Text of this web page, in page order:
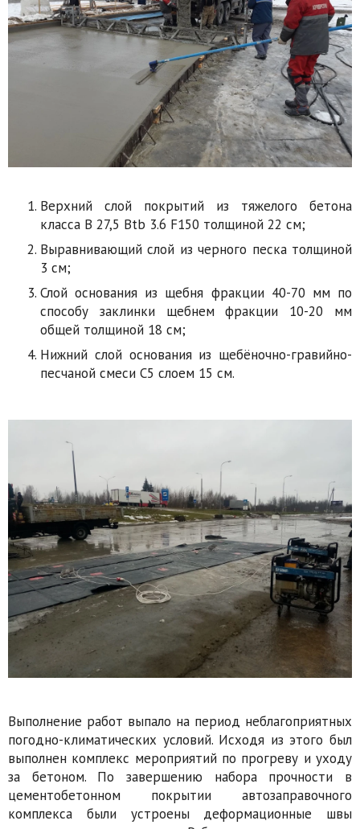
Верхний слой покрытий из тяжелого бетона
класса В 27,5 Btb 3.6 F150 толщиной 22 см;
Выравнивающий слой из черного песка толщиной
3 см;
Слой основания из щебня фракции 40-70 мм по
способу заклинки щебнем фракции 10-20 мм
общей толщиной 18 см;
Нижний слой основания из щебёночно-гравийно-
песчаной смеси С5 слоем 15 см.
Выполнение работ выпало на период неблагоприятных
погодно-климатических условий. Исходя из этого был
выполнен комплекс мероприятий по прогреву и уходу
за бетоном. По завершению набора прочности в
цементобетонном покрытии автозаправочного
комплекса были устроены деформационные швы